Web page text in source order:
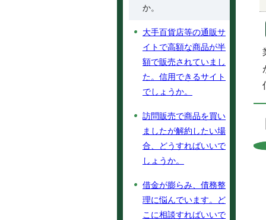
か。
大手百貨店等の通販サ
イトで高額な商品が半
額で販売されていまし
た。信用できるサイト
でしょうか。
訪問販売で商品を買い
ましたが解約したい場
合、どうすればいいで
しょうか。
借金が膨らみ、債務整
理に悩んでいます。ど
こに相談すればいいで